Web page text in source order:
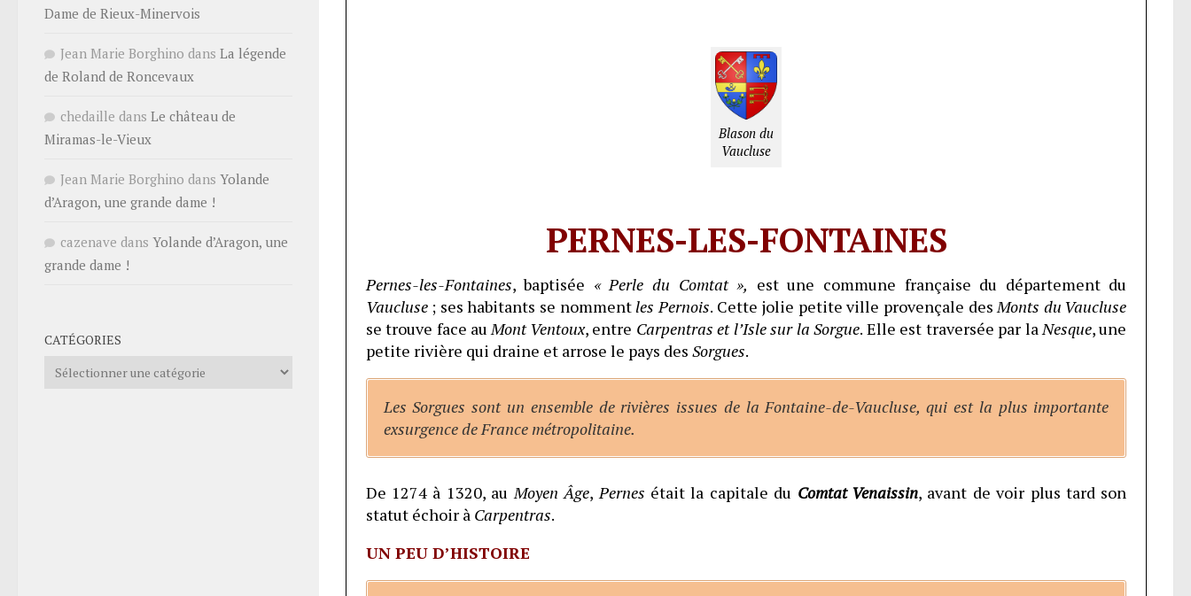
Blason du
Vaucluse
PERNES-LES-FONTAINES
Pernes-les-Fontaines, baptisée « Perle du Comtat », est une commune française du département du
Vaucluse; ses habitants se nommentles Pernois. Cette jolie petite ville provençale des Monts du Vaucluse
se trouve face au Mont Ventoux, entre Carpentras et l’Isle sur la Sorgue. Elle est traversée par la Nesque, une
petite rivière qui draine et arrose le pays des Sorgues.
Les Sorgues sont un ensemble de rivières issues de la Fontaine-de-Vaucluse, qui est la plus importante
exsurgence de France métropolitaine.
De 1274 à 1320, au Moyen Âge, Pernes était la capitale du Comtat Venaissin, avant de voir plus tard son
statut échoir à Carpentras.
UN PEU D’HISTOIRE
Dame de Rieux-Minervois
Jean Marie Borghino dans La légende
de Roland de Roncevaux
chedaille dans Le château de
Miramas-le-Vieux
Jean Marie Borghino dans Yolande
d’Aragon, une grande dame !
cazenave dans Yolande d’Aragon, une
grande dame !
CATÉGORIES
Catégories